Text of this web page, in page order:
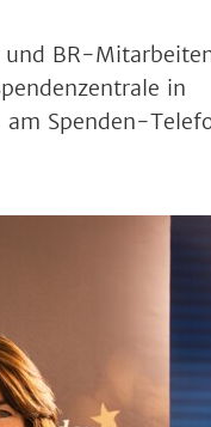
BR-
in
am Spenden-